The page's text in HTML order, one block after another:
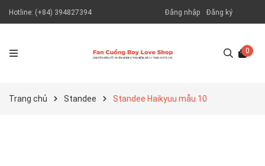
Hotline: (+84) 394827394 Đăng nhập Đăng ký
0
Trang chủ Standee Standee Haikyuu mẫu 10